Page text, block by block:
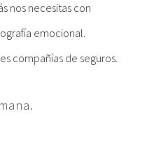
nos necesitas con
emocional.
compañías de seguros.